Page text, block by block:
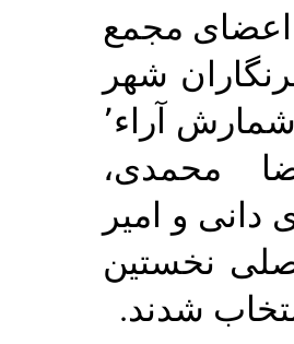
اعضای مجمع
شهر
تهران برگزار شد پس از شمارش آراء٬
محمدی،
و امیر
نخستین